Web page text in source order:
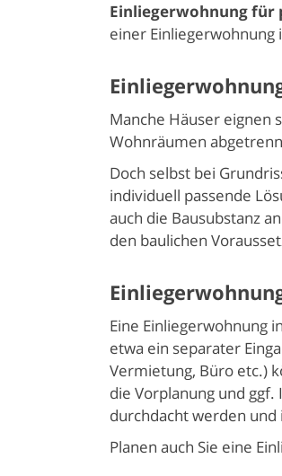
Einliegerwohnung für
einer Einliegerwohnung
Manche Häuser eignen
Wohnräumen
Doch selbst bei
individuell passende
auch die Bausubstanz
den baulichen
Eine Einliegerwohnung
etwa ein separater
Vermietung, Büro etc.)
die Vorplanung und ggf.
durchdacht werden
Planen auch Sie eine